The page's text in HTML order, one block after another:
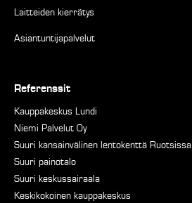
Laitteiden kierrätys
Asiantuntijapalvelut
Referenssit
Kauppakeskus Lundi
Niemi Palvelut Oy
Suuri kansainvälinen lentokenttä Ruotsissa
Suuri painotalo
Suuri keskussairaala
Keskikokoinen kauppakeskus